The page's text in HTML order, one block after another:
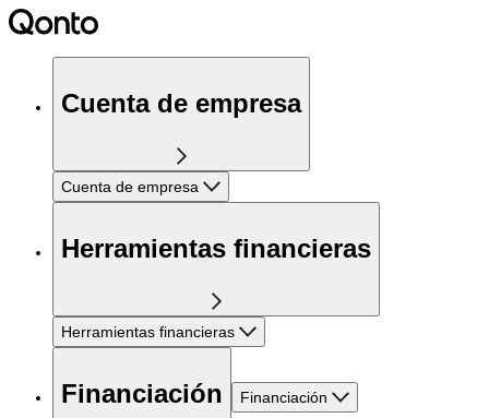
Cuenta de empresa
Cuenta de empresa
Herramientas financieras
Herramientas financieras
Financiación Financiación